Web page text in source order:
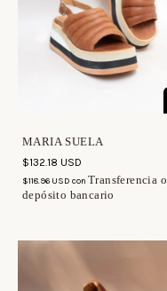
MARIA SUELA
$132.18 USD
$118.96 USD con Transferencia o
depósito bancario